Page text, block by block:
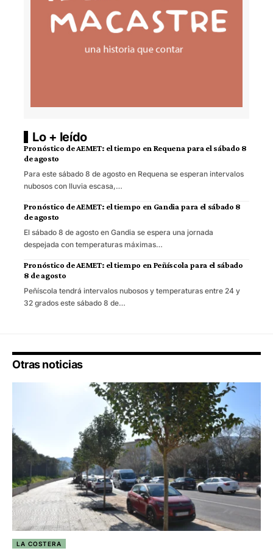
Lo + leído
Pronóstico de AEMET: el tiempo en Requena para el sábado 8
de agosto
Para este sábado 8 de agosto en Requena se esperan intervalos
nubosos con lluvia escasa,…
Pronóstico de AEMET: el tiempo en Gandia para el sábado 8
de agosto
El sábado 8 de agosto en Gandia se espera una jornada
despejada con temperaturas máximas…
Pronóstico de AEMET: el tiempo en Peñíscola para el sábado
8 de agosto
Peñíscola tendrá intervalos nubosos y temperaturas entre 24 y
32 grados este sábado 8 de…
Otras noticias
LA COSTERA